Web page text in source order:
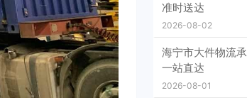
准时送达
2026-08-02
海宁市大件物流
一站直达
2026-08-01